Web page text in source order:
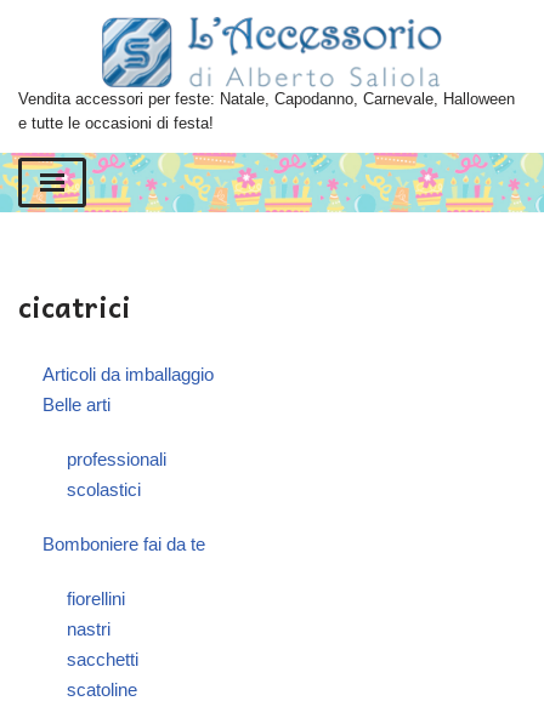
al
contenuto
Vendita accessori per feste: Natale, Capodanno, Carnevale, Halloween
e tutte le occasioni di festa!
cicatrici
Articoli da imballaggio
Belle arti
professionali
scolastici
Bomboniere fai da te
fiorellini
nastri
sacchetti
scatoline